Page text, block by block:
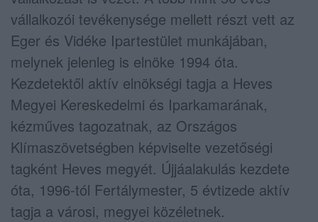
vállalkozói tevékenysége mellett részt vett az
Eger és Vidéke Ipartestület munkájában,
melynek jelenleg is elnöke 1994 óta.
Kezdetektől aktív elnökségi tagja a Heves
Megyei Kereskedelmi és Iparkamarának,
kézműves tagozatnak, az Országos
Klímaszövetségben képviselte vezetőségi
tagként Heves megyét. Újjáalakulás kezdete
óta, 1996-tól Fertálymester, 5 évtizede aktív
tagja a városi, megyei közéletnek.